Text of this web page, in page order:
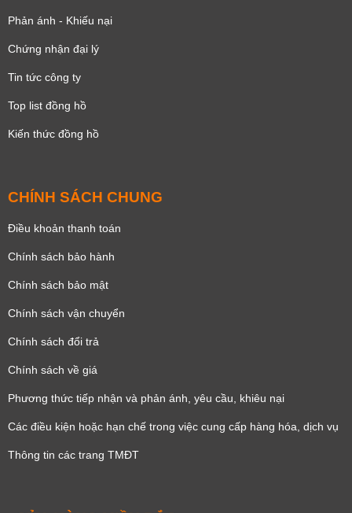
Phản ánh - Khiếu nại
Chứng nhận đại lý
Tin tức công ty
Top list đồng hồ
Kiến thức đồng hồ
CHÍNH SÁCH CHUNG
Điều khoản thanh toán
Chính sách bảo hành
Chính sách bảo mật
Chính sách vận chuyển
Chính sách đổi trả
Chính sách về giá
Phương thức tiếp nhận và phản ánh, yêu cầu, khiêu nại
Các điều kiện hoặc hạn chế trong việc cung cấp hàng hóa, dịch vụ
Thông tin các trang TMĐT